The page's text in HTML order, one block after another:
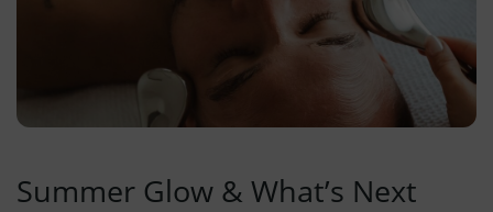
Summer Glow & What’s Next